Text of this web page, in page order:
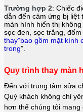
Trường hợp 2: Chiếc
dẫn đến cảm ứng bị liệt
màn hình hiển thị
sọc đen, sọc trắng,
thay”bao gồm mặt kính
trong”.
Quy trình thay màn
Đến với trung tâm sửa
Quý khách không chỉ
hơn thế chúng tôi